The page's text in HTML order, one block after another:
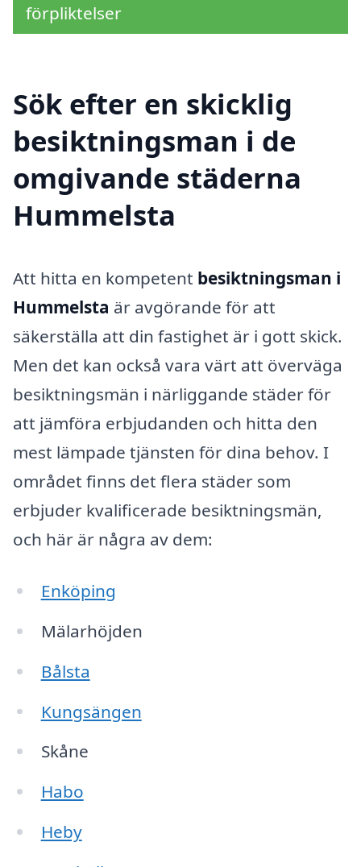
förpliktelser
Sök efter en skicklig
besiktningsman i de
omgivande städerna
Hummelsta
Att hitta en kompetent besiktningsman i
Hummelsta är avgörande för att
säkerställa att din fastighet är i gott skick.
Men det kan också vara värt att överväga
besiktningsmän i närliggande städer för
att jämföra erbjudanden och hitta den
mest lämpade tjänsten för dina behov. I
området finns det flera städer som
erbjuder kvalificerade besiktningsmän,
och här är några av dem:
Enköping
Mälarhöjden
Bålsta
Kungsängen
Skåne
Habo
Heby